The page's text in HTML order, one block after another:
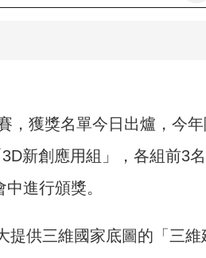
，獲獎名單今日出爐，今
新創應用組」，各組前3
進行頒獎。
供三維國家底圖的「三維